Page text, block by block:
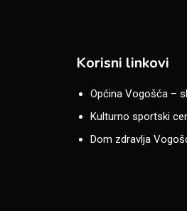
Korisni linkovi
Općina Vogošća –
Kulturno sportski
Dom zdravlja